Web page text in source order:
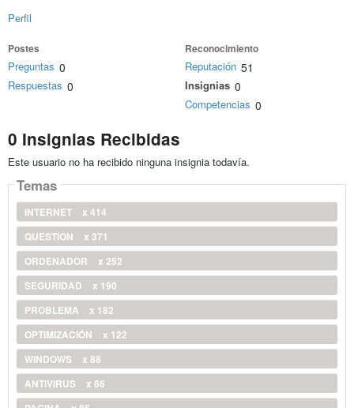
Perfil
Postes
Preguntas 0
Respuestas 0
Reconocimiento
Reputación 51
Insignias 0
Competencias 0
0 Insignias Recibidas
Este usuario no ha recibido ninguna insignia todavía.
Temas
INTERNET
x 414
QUESTION
x 371
ORDENADOR
x 252
SEGURIDAD
x 190
PROBLEMA
x 182
OPTIMIZACIÓN
x 122
WINDOWS
x 88
ANTIVIRUS
x 86